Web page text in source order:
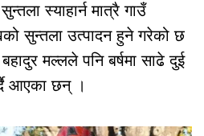
स्याहार्न मात्रै गाउँ
सुन्तला उत्पादन हुने गरेको छ
मल्लले पनि बर्षमा साढे दुई
आएका छन् ।